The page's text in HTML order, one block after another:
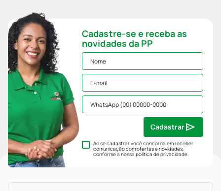
Cadastre-se e receba as
novidades da PP
Ao se cadastrar você concorda em receber
comunicação com ofertas e novidades,
conforme a nossapolítica de privacidade.
Cadastrar